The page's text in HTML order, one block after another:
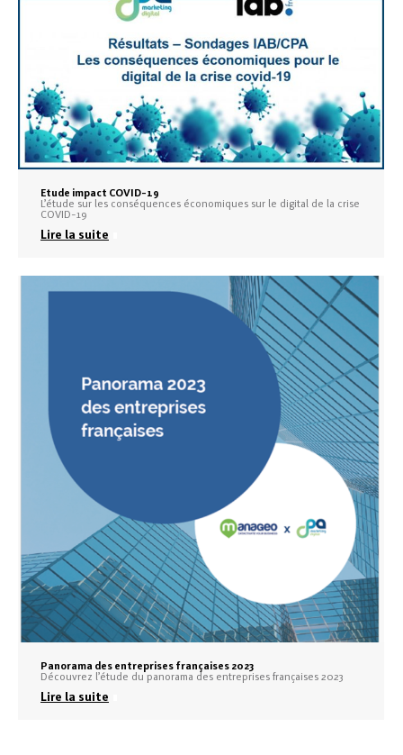
Etude impact COVID-19
L’étude sur les conséquences économiques sur le digital de la crise
COVID-19
Lire la suite
Panorama des entreprises françaises 2023
Découvrez l’étude du panorama des entreprises françaises 2023
Lire la suite